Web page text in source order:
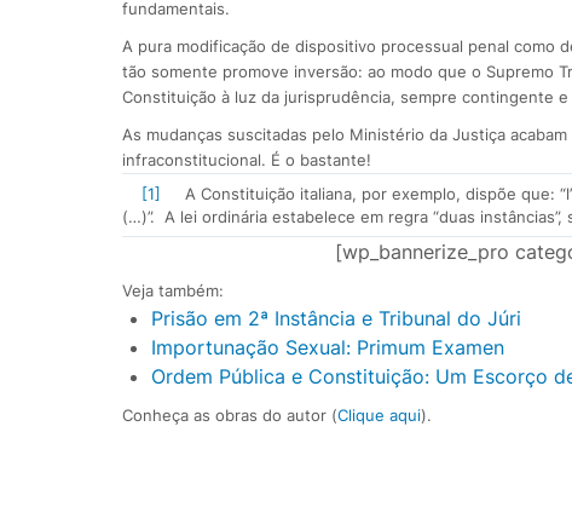
fundamentais.
A pura modificação de dispositivo processual penal como
tão somente promove inversão: ao modo que o Supremo
Constituição à luz da jurisprudência, sempre contingente e
As mudanças suscitadas pelo Ministério da Justiça
infraconstitucional. É o bastante!
[1]
A Constituição italiana, por exemplo, dispõe que:
(…)”. A lei ordinária estabelece em regra “duas instâncias”,
[wp_bannerize_pro
Veja também:
Prisão em 2ª Instância e Tribunal do Júri
Importunação Sexual: Primum Examen
Ordem Pública e Constituição: Um Escorço
Conheça as obras do autor (Clique aqui).